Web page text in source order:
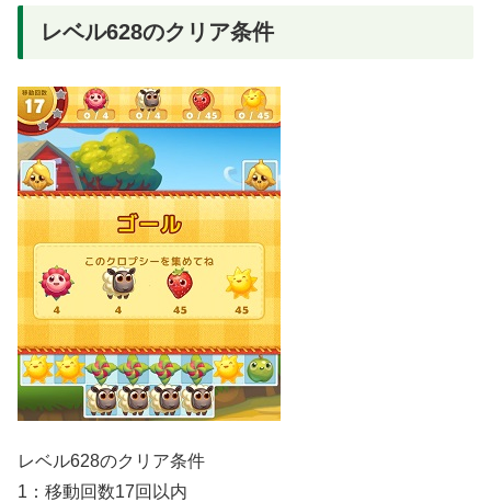
レベル628のクリア条件
レベル628のクリア条件
1：移動回数17回以内